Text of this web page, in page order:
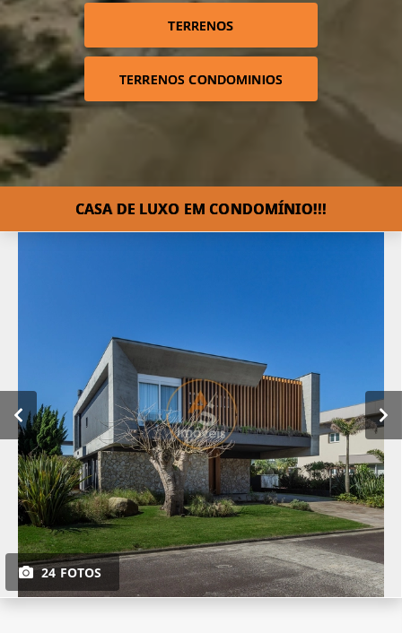
TERRENOS
TERRENOS CONDOMINIOS
CASA DE LUXO EM CONDOMÍNIO!!!
24 FOTOS